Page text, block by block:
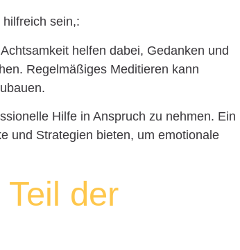
sein,:
helfen dabei, Gedanken und
Regelmäßiges Meditieren kann
Hilfe in Anspruch zu nehmen. Ein
und Strategien bieten, um emotionale
der